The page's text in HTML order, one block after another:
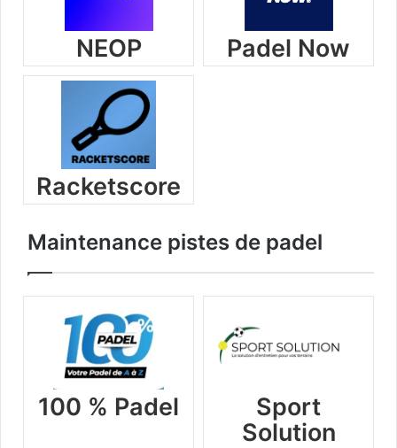
NEOP Padel Now
Racketscore
Maintenance pistes de padel
100 % Padel
Sport
Solution